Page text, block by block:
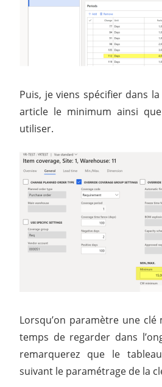
Puis, je viens spécifier dans
article le minimum ainsi
utiliser.
Lorsqu’on paramètre une
temps de regarder dans
remarquerez que le
suivant le paramétrage de la